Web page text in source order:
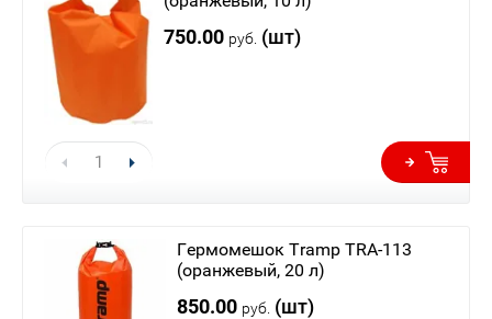
750.00 руб. (шт)
Гермомешок Tramp TRA-113
(оранжевый, 20 л)
850.00 руб. (шт)